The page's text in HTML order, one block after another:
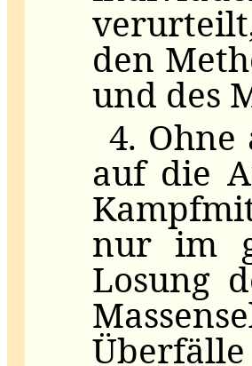
den
und des
4.
auf die
nur im
Losung